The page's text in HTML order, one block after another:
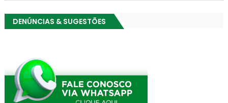
DENÚNCIAS & SUGESTÕES